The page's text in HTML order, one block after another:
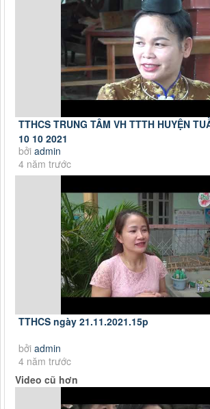
TTHCS TRUNG TÂM VH TTTH HUYỆN
10 10 2021
bởi admin
4 năm trước
TTHCS ngày 21.11.2021.15p
bởi admin
4 năm trước
Video cũ hơn